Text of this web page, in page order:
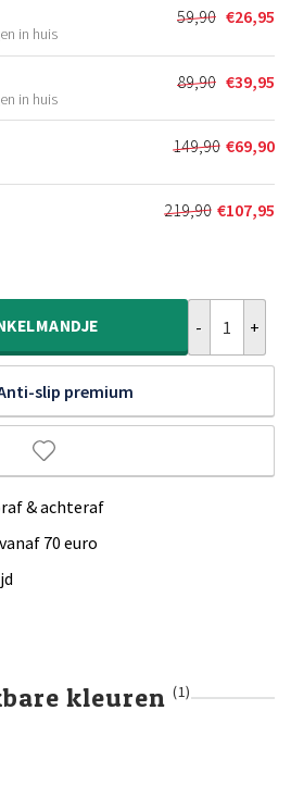
in huis
59,90
prijs
was:
€59,90.
€26,95
Huidige
prijs
is:
€26,95.
in huis
89,90
prijs
was:
€89,90.
€39,95
Huidige
prijs
is:
€39,95.
149,90
prijs
was:
€149,90.
€69,90
Huidige
prijs
is:
€69,90.
219,90 €107,95
Huidige
slip premium
& achteraf
70 euro
kleuren (1)